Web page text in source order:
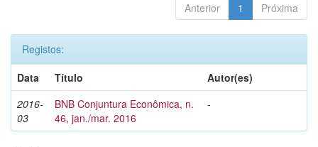
Anterior 1 Próxima
Registos:
Data
Título
Autor(es)
2016-
03
BNB Conjuntura Econômica, n.
46, jan./mar. 2016
-